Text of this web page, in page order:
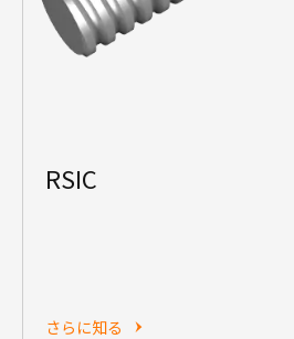
RSIC
さらに知る